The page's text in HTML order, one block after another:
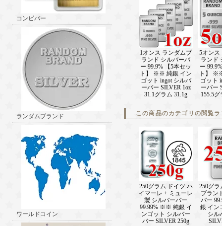
コンビバー
ランダムブランド
ワールドコイン
1オンス ランダムブ
ランド シルバーバ
ー 99.9% 【5本セッ
ト】 ※※ 純銀 イン
ゴット ingot シルバ
ーバー SILVER 1oz
31.1グラム 31.1g
5オンス
ランド
ー
ト】
ゴット
ーバー
155.5グ
この商品のカテゴリの閲覧
250グラム ドイツ ハ
イマーレ + ミューレ
製 シルバーバー
99.99% ※※ 純銀 イ
ンゴット シルバー
バー SILVER 250g
250グ
ブラン
バー
銀 イン
シル